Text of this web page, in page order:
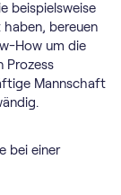
beispielsweise
bereuen
How um die
Prozess
Mannschaft
bei einer